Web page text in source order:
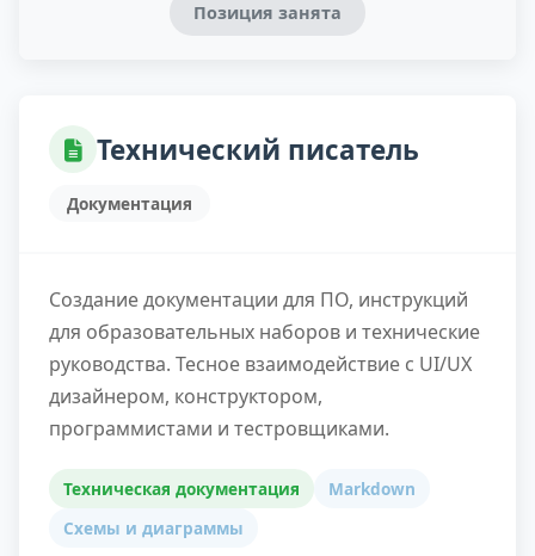
Позиция занята
Технический писатель
Документация
Создание документации для ПО, инструкций
для образовательных наборов и технические
руководства. Тесное взаимодействие с UI/UX
дизайнером, конструктором,
программистами и тестровщиками.
Техническая документация
Markdown
Схемы и диаграммы